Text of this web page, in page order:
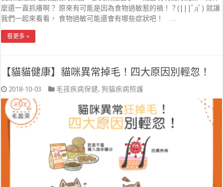
麼還一直抓癢啊？ 原來有可能是因為食物過敏惹的禍！？(|||ﾟдﾟ) 就讓
我們一起來看看， 食物過敏可能還會有哪些症狀吧！ …
看更多 »
【貓貓健康】貓咪異常掉毛！四大原因別輕忽！
2018-10-03 毛孩疾病保健,狗貓疾病照護